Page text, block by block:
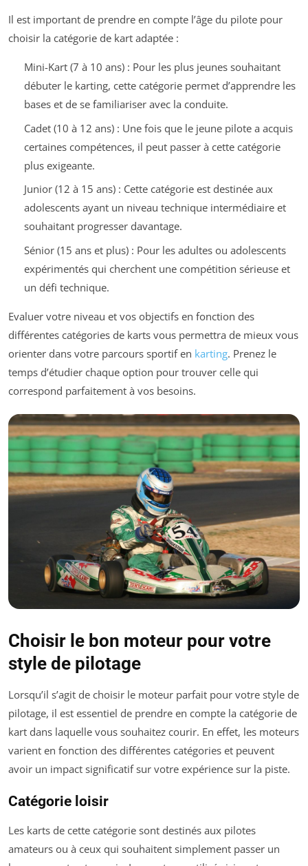
Il est important de prendre en compte l’âge du pilote pour
choisir la catégorie de kart adaptée :
Mini-Kart (7 à 10 ans) : Pour les plus jeunes souhaitant
débuter le karting, cette catégorie permet d’apprendre les
bases et de se familiariser avec la conduite.
Cadet (10 à 12 ans) : Une fois que le jeune pilote a acquis
certaines compétences, il peut passer à cette catégorie
plus exigeante.
Junior (12 à 15 ans) : Cette catégorie est destinée aux
adolescents ayant un niveau technique intermédiaire et
souhaitant progresser davantage.
Sénior (15 ans et plus) : Pour les adultes ou adolescents
expérimentés qui cherchent une compétition sérieuse et
un défi technique.
Evaluer votre niveau et vos objectifs en fonction des
différentes catégories de karts vous permettra de mieux vous
orienter dans votre parcours sportif en karting. Prenez le
temps d’étudier chaque option pour trouver celle qui
correspond parfaitement à vos besoins.
Choisir le bon moteur pour votre
style de pilotage
Lorsqu’il s’agit de choisir le moteur parfait pour votre style de
pilotage, il est essentiel de prendre en compte la catégorie de
kart dans laquelle vous souhaitez courir. En effet, les moteurs
varient en fonction des différentes catégories et peuvent
avoir un impact significatif sur votre expérience sur la piste.
Catégorie loisir
Les karts de cette catégorie sont destinés aux pilotes
amateurs ou à ceux qui souhaitent simplement passer un